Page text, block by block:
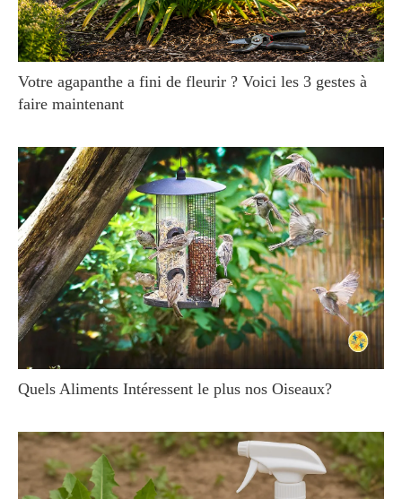
Votre agapanthe a fini de fleurir ? Voici les 3 gestes à
faire maintenant
Quels Aliments Intéressent le plus nos Oiseaux?